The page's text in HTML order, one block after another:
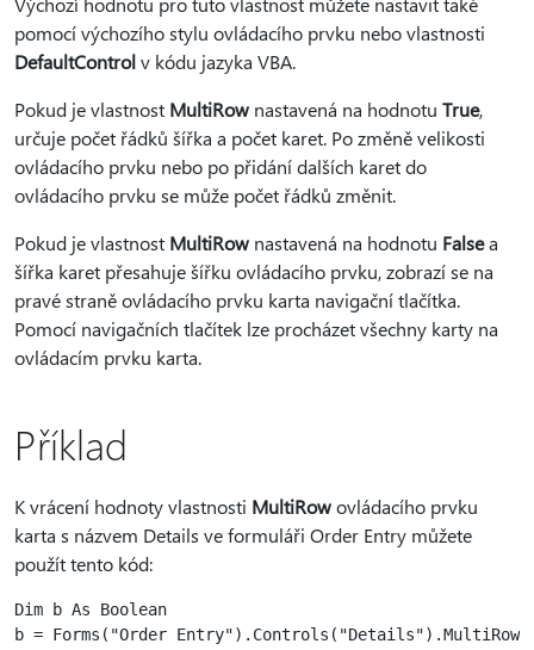
pomocí výchozího stylu ovládacího prvku nebo vlastnosti
DefaultControlv kódu jazyka VBA.
Pokud je vlastnost MultiRow nastavená na hodnotu True,
určuje počet řádků šířka a počet karet. Po změně velikosti
ovládacího prvku nebo po přidání dalších karet do
ovládacího prvku se může počet řádků změnit.
Pokud je vlastnost MultiRow nastavená na hodnotu Falsea
šířka karet přesahuje šířku ovládacího prvku, zobrazí se na
pravé straně ovládacího prvku karta navigační tlačítka.
Pomocí navigačních tlačítek lze procházet všechny karty na
ovládacím prvku karta.
Příklad
K vrácení hodnoty vlastnosti MultiRowovládacího prvku
karta s názvem Details ve formuláři Order Entry můžete
použít tento kód:
Dim b As Boolean
b = Forms("Order Entry").Controls("Details").MultiRow